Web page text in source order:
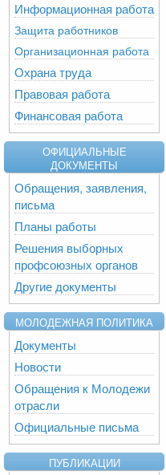
Информационная работа
Защита работников
Организационная работа
Охрана труда
Правовая работа
Финансовая работа
ОФИЦИАЛЬНЫЕ
ДОКУМЕНТЫ
Обращения, заявления,
письма
Планы работы
Решения выборных
профсоюзных органов
Другие документы
МОЛОДЕЖНАЯ ПОЛИТИКА
Документы
Новости
Обращения к Молодежи
отрасли
Официальные письма
ПУБЛИКАЦИИ